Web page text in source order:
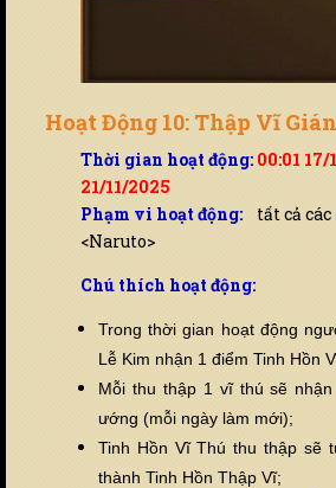
Hoạt Động 10: Thập Vĩ
Thời gian hoạt động: 00:01
21/11/2025
Phạm vi hoạt động: tất cả
<Naruto>
Chú thích hoạt động:
Trong thời gian hoạt động
Lễ Kim nhận 1 điểm Tinh Hồn
Mỗi thu thập 1 vĩ thú sẽ
ướng (mỗi ngày làm mới);
Tinh Hồn Vĩ Thú thu thập sẽ
thành Tinh Hồn Thập Vĩ;